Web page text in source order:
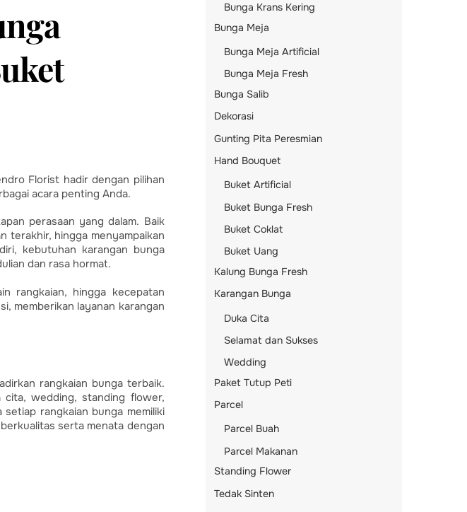
Florist hadir dengan pilihan
acara penting Anda.
perasaan yang dalam. Baik
terakhir, hingga menyampaikan
kebutuhan karangan bunga
dan rasa hormat.
rangkaian, hingga kecepatan
memberikan layanan karangan
rangkaian bunga terbaik.
cita, wedding, standing flower,
rangkaian bunga memiliki
serta menata dengan
Bunga Krans Kering
Bunga Meja
Bunga Meja Artificial
Bunga Meja Fresh
Bunga Salib
Dekorasi
Gunting Pita Peresmian
Hand Bouquet
Buket Artificial
Buket Bunga Fresh
Buket Coklat
Buket Uang
Kalung Bunga Fresh
Karangan Bunga
Duka Cita
Selamat dan Sukses
Wedding
Paket Tutup Peti
Parcel
Parcel Buah
Parcel Makanan
Standing Flower
Tedak Sinten